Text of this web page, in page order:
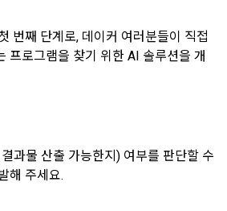
구글 로그인
바랍니다.
의 식별과 회원의 서비스 이용을 위하여
이메일 주소를 말한다.
회사"의 서비스를 이용하려는 사람이 아
이트”에서 자동 생성된 인증코드를 말
따른 본인확인, 본인의 의사확인, 고객문
정보의 소개 및 고지사항 전달
및 컨텐츠 제공을 위한 개인식별, 회원
요금 결제, 물품 및 증빙발송, 부정 이용
번째 단계로, 데이커 여러분들이 직접
프로그램을 찾기 위한 AI 솔루션을 개
과물 산출 가능한지) 여부를 판단할 수
해 주세요.